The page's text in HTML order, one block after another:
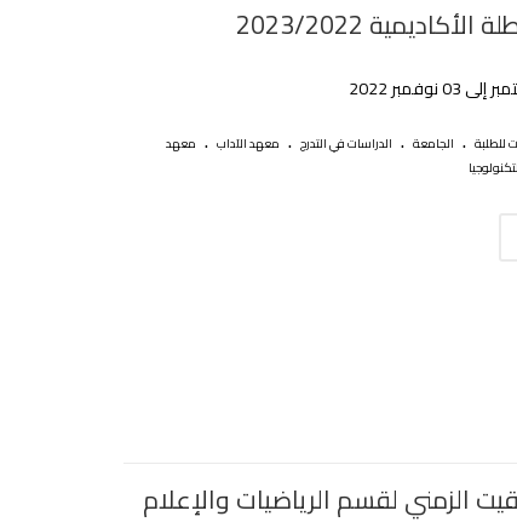
2023/2022
للطلبة . الجامعة . الدراسات في التدرج . معهد الآداب . معهد
الزمني لقسم الرياضيات والإعلام